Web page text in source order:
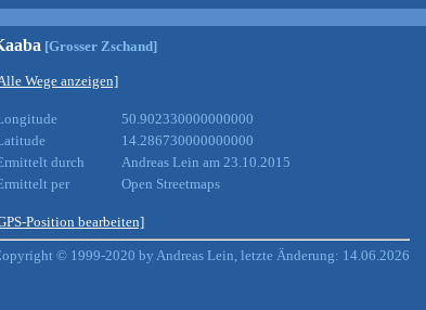
[Grosser Zschand]
Wege anzeigen]
50.902330000000000
14.286730000000000
durch
Andreas Lein am 23.10.2015
per
Open Streetmaps
Position bearbeiten]
© 1999-2020 by Andreas Lein, letzte Änderung: 14.06.2026